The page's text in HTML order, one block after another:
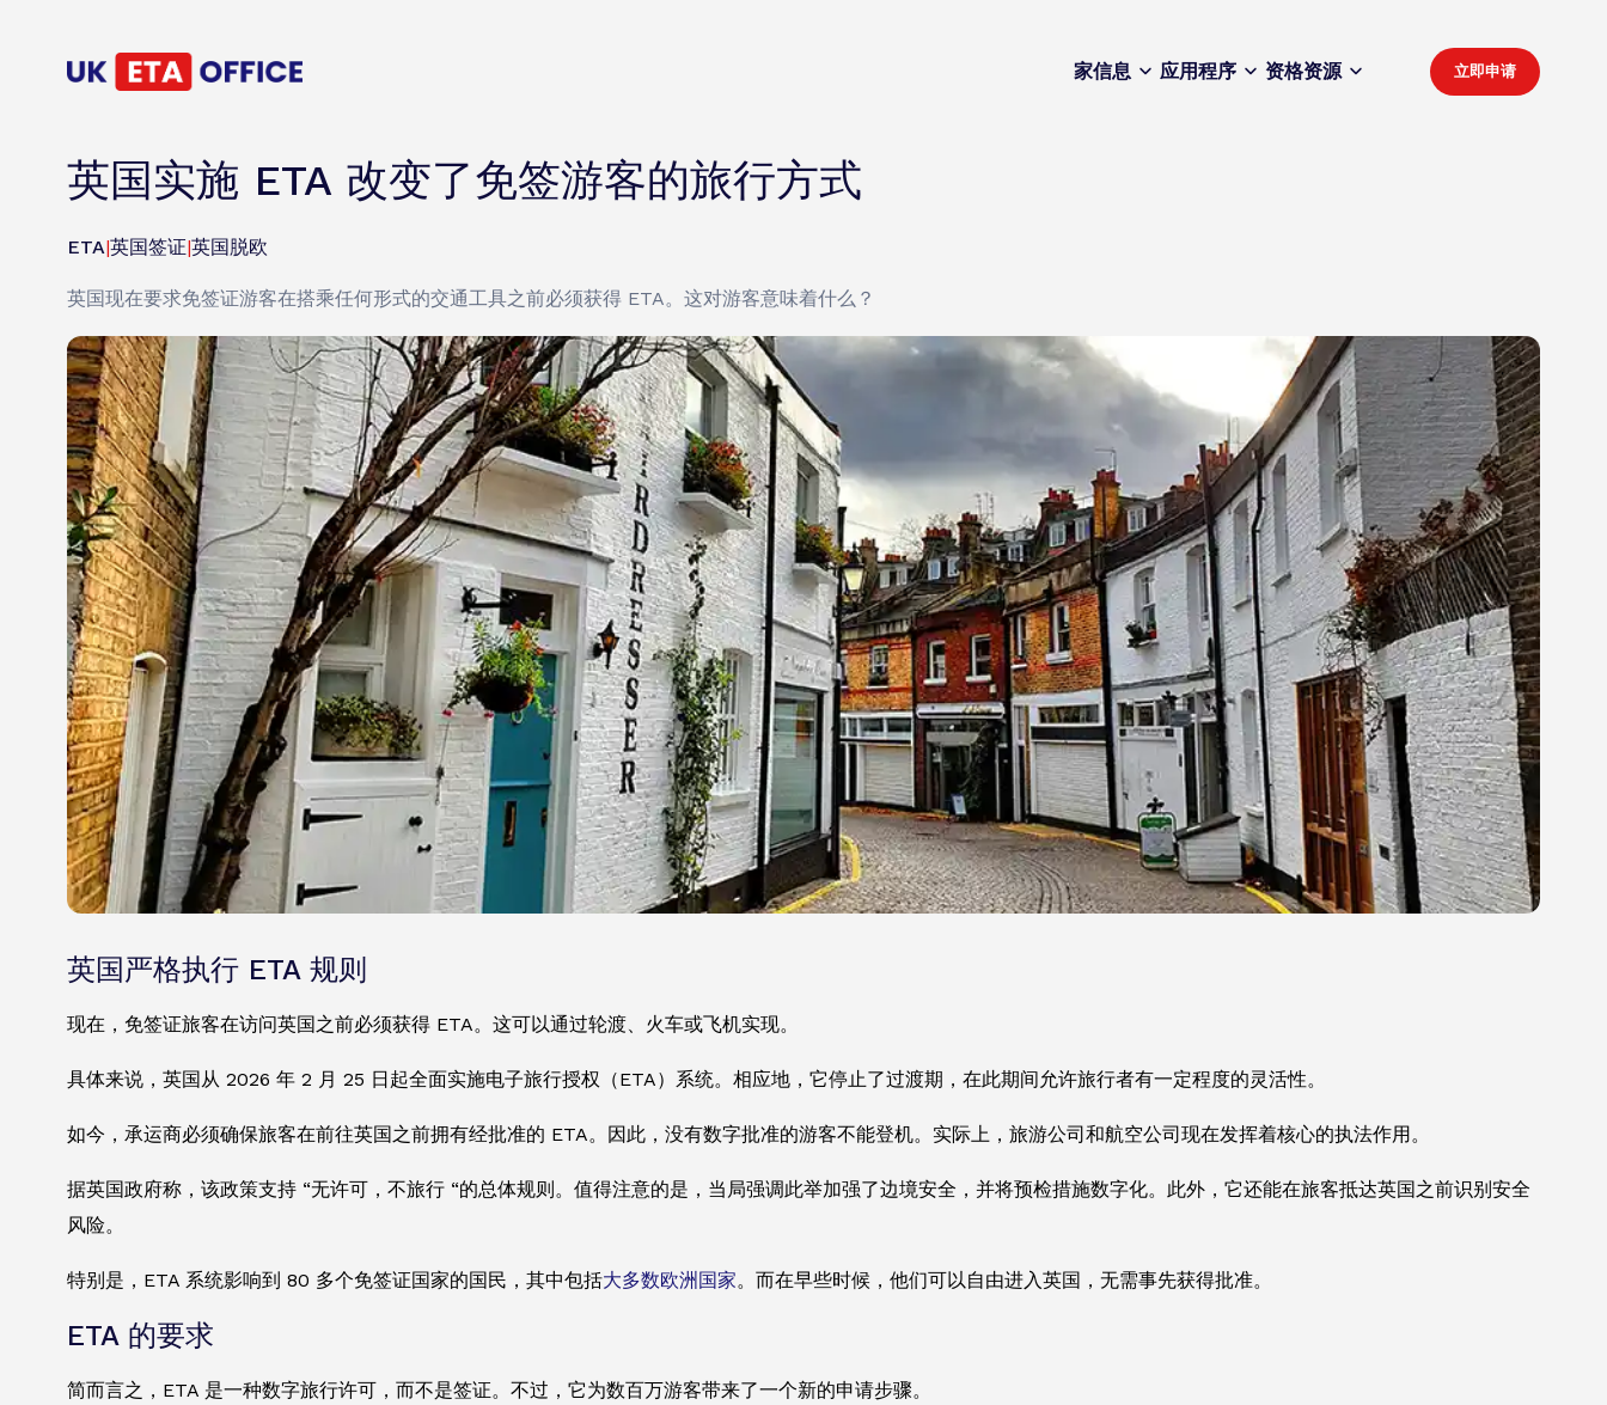
家信息 应用程序 资格资源 立即申请
英国实施 ETA 改变了免签游客的旅行方式
ETA|英国签证|英国脱欧
英国现在要求免签证游客在搭乘任何形式的交通工具之前必须获得 ETA。这对游客意味着什么？
英国严格执行 ETA 规则
现在，免签证旅客在访问英国之前必须获得 ETA。这可以通过轮渡、火车或飞机实现。
具体来说，英国从 2026 年 2 月 25 日起全面实施电子旅行授权（ETA）系统。相应地，它停止了过渡期，在此期间允许旅行者有一定程度的灵活性。
如今，承运商必须确保旅客在前往英国之前拥有经批准的 ETA。因此，没有数字批准的游客不能登机。实际上，旅游公司和航空公司现在发挥着核心的执法作用。
据英国政府称，该政策支持 “无许可，不旅行 “的总体规则。值得注意的是，当局强调此举加强了边境安全，并将预检措施数字化。此外，它还能在旅客抵达英国之前识别安全
风险。
特别是，ETA 系统影响到 80 多个免签证国家的国民，其中包括大多数欧洲国家。而在早些时候，他们可以自由进入英国，无需事先获得批准。
ETA 的要求
简而言之，ETA 是一种数字旅行许可，而不是签证。不过，它为数百万游客带来了一个新的申请步骤。